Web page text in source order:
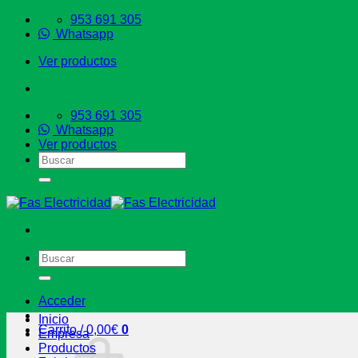
Saltar
953 691 305
Whatsapp
Ver productos
953 691 305
Whatsapp
Ver productos
Buscar
por:
Buscar
por:
Acceder
Carrito /0,00€ 0
Inicio
Empresa
Productos